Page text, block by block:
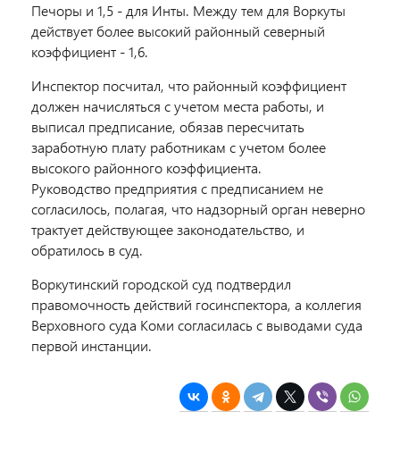
Печоры и 1,5 - для Инты. Между тем для Воркуты
действует более высокий районный северный
коэффициент - 1,6.
Инспектор посчитал, что районный коэффициент
должен начисляться с учетом места работы, и
выписал предписание, обязав пересчитать
заработную плату работникам с учетом более
высокого районного коэффициента.
Руководство предприятия с предписанием не
согласилось, полагая, что надзорный орган неверно
трактует действующее законодательство, и
обратилось в суд.
Воркутинский городской суд подтвердил
правомочность действий госинспектора, а коллегия
Верховного суда Коми согласилась с выводами суда
первой инстанции.